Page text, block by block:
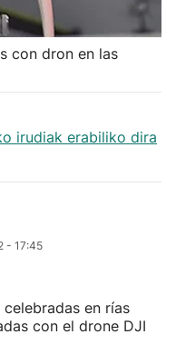
con dron en las
irudiak erabiliko dira
- 17:45
en rías
con el drone DJI